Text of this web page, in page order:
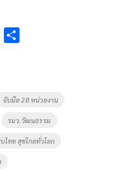
Li
จับมือ 28 หน่วยงาน
รมว.วัฒนธรรม
ทย สุขไกลทั่วโลก